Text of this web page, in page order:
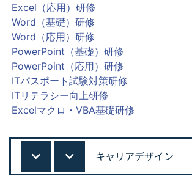
Excel（応用）研修
Word（基礎）研修
Word（応用）研修
PowerPoint（基礎）研修
PowerPoint（応用）研修
ITパスポート試験対策研修
ITリテラシー向上研修
Excelマクロ・VBA基礎研修
キャリアデザイン